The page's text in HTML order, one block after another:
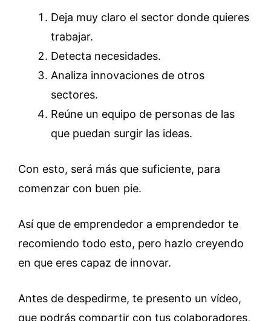
Deja muy claro el sector donde quieres
trabajar.
Detecta necesidades.
Analiza innovaciones de otros
sectores.
Reúne un equipo de personas de las
que puedan surgir las ideas.
Con esto, será más que suficiente, para
comenzar con buen pie.
Así que de emprendedor a emprendedor te
recomiendo todo esto, pero hazlo creyendo
en que eres capaz de innovar.
Antes de despedirme, te presento un vídeo,
que podrás compartir con tus colaboradores,